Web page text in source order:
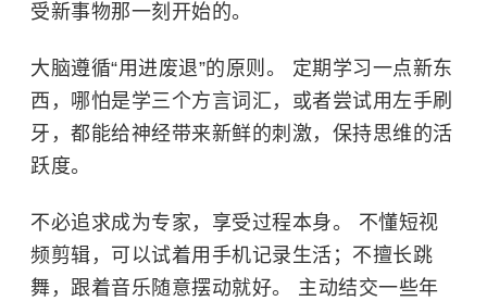
受新事物那一刻开始的。
大脑遵循“用进废退”的原则。 定期学习一点新东
西，哪怕是学三个方言词汇，或者尝试用左手刷
牙，都能给神经带来新鲜的刺激，保持思维的活
跃度。
不必追求成为专家，享受过程本身。 不懂短视
频剪辑，可以试着用手机记录生活；不擅长跳
舞，跟着音乐随意摆动就好。 主动结交一些年